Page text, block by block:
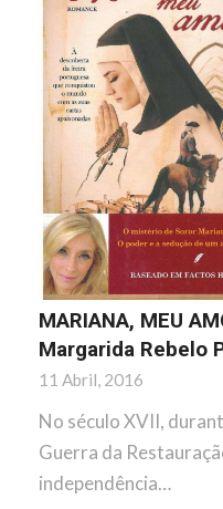
MARIANA, MEU
Margarida Rebelo
11 Abril, 2016
No século XVII,
Guerra da
independência…